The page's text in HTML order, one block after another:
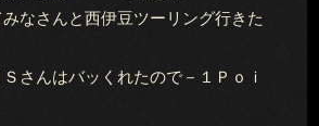
なさんと西伊豆ツーリング行きた
さんはバッくれたので－１Ｐｏｉ